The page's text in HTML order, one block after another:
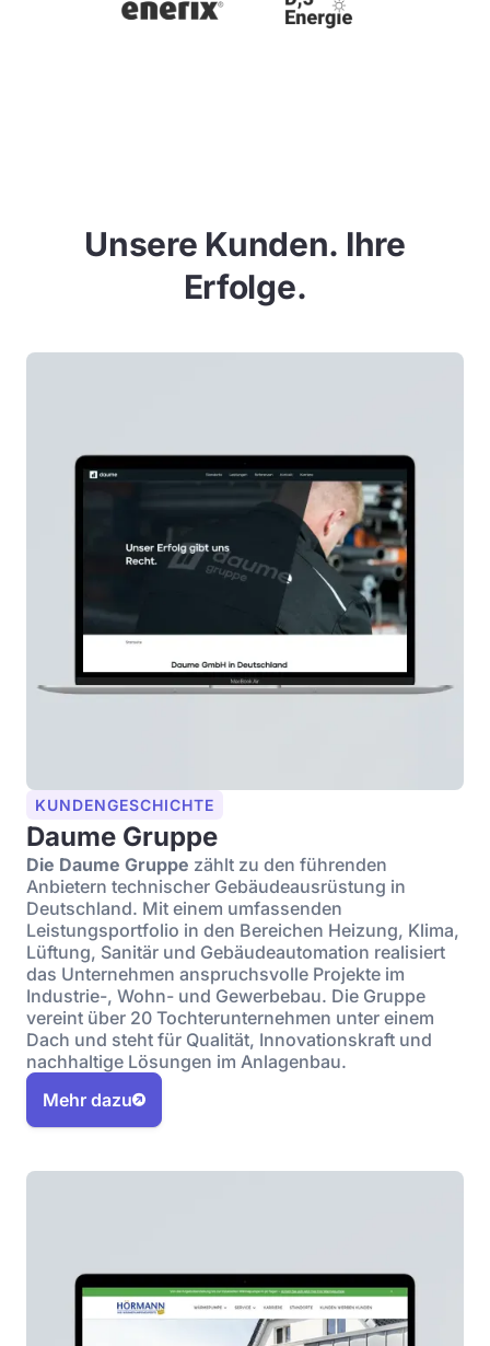
Unsere Kunden. Ihre
Erfolge.
KUNDENGESCHICHTE
Daume Gruppe
Die Daume Gruppe zählt zu den führenden
Anbietern technischer Gebäudeausrüstung in
Deutschland. Mit einem umfassenden
Leistungsportfolio in den Bereichen Heizung, Klima,
Lüftung, Sanitär und Gebäudeautomation realisiert
das Unternehmen anspruchsvolle Projekte im
Industrie-, Wohn- und Gewerbebau. Die Gruppe
vereint über 20 Tochterunternehmen unter einem
Dach und steht für Qualität, Innovationskraft und
nachhaltige Lösungen im Anlagenbau.
Mehr dazu